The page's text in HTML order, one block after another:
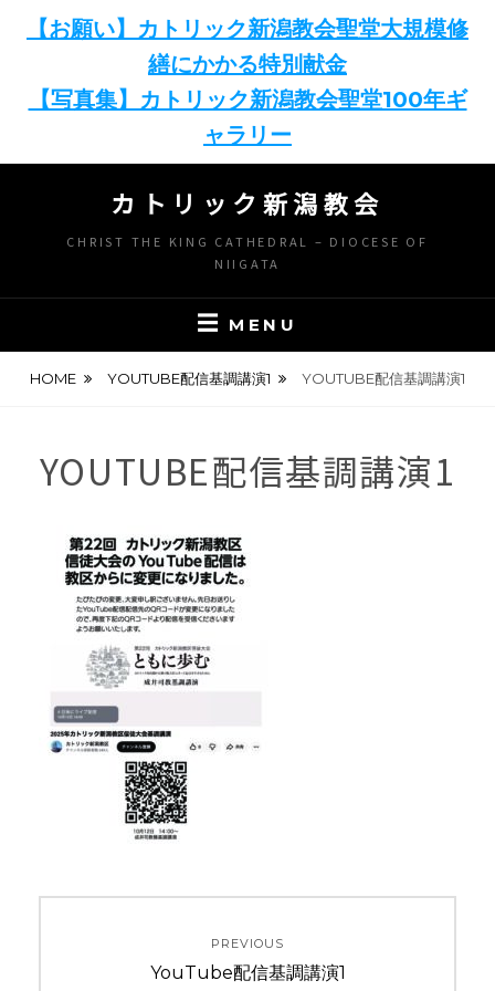
【お願い】カトリック新潟教会聖堂大規模修
繕にかかる特別献金
【写真集】カトリック新潟教会聖堂100年ギ
ャラリー
content
カトリック新潟教会
CHRIST THE KING CATHEDRAL – DIOCESE OF
NIIGATA
MENU
HOME YOUTUBE配信基調講演1 YOUTUBE配信基調講演1
YOUTUBE配信基調講演1
PREVIOUS
Previous
YouTube配信基調講演1